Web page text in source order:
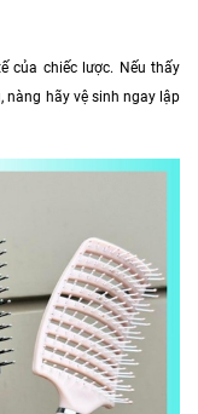
của chiếc lược. Nếu thấy
nàng hãy vệ sinh ngay lập